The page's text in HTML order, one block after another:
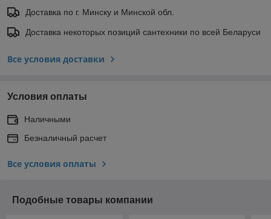
Доставка по г. Минску и Минской обл.
Доставка некоторых позиций сантехники по всей Беларуси
Все условия доставки
Условия оплаты
Наличными
Безналичный расчет
Все условия оплаты
Подобные товары компании